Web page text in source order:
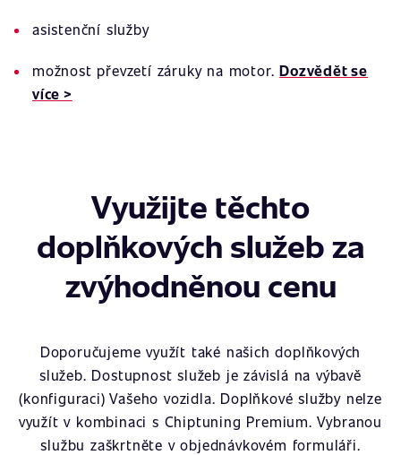
asistenční služby
možnost převzetí záruky na motor.Dozvědět se
více >
Využijte těchto
doplňkových služeb za
zvýhodněnou cenu
Doporučujeme využít také našich doplňkových
služeb. Dostupnost služeb je závislá na výbavě
(konfiguraci) Vašeho vozidla. Doplňkové služby nelze
využít v kombinaci s Chiptuning Premium. Vybranou
službu zaškrtněte v objednávkovém formuláři.